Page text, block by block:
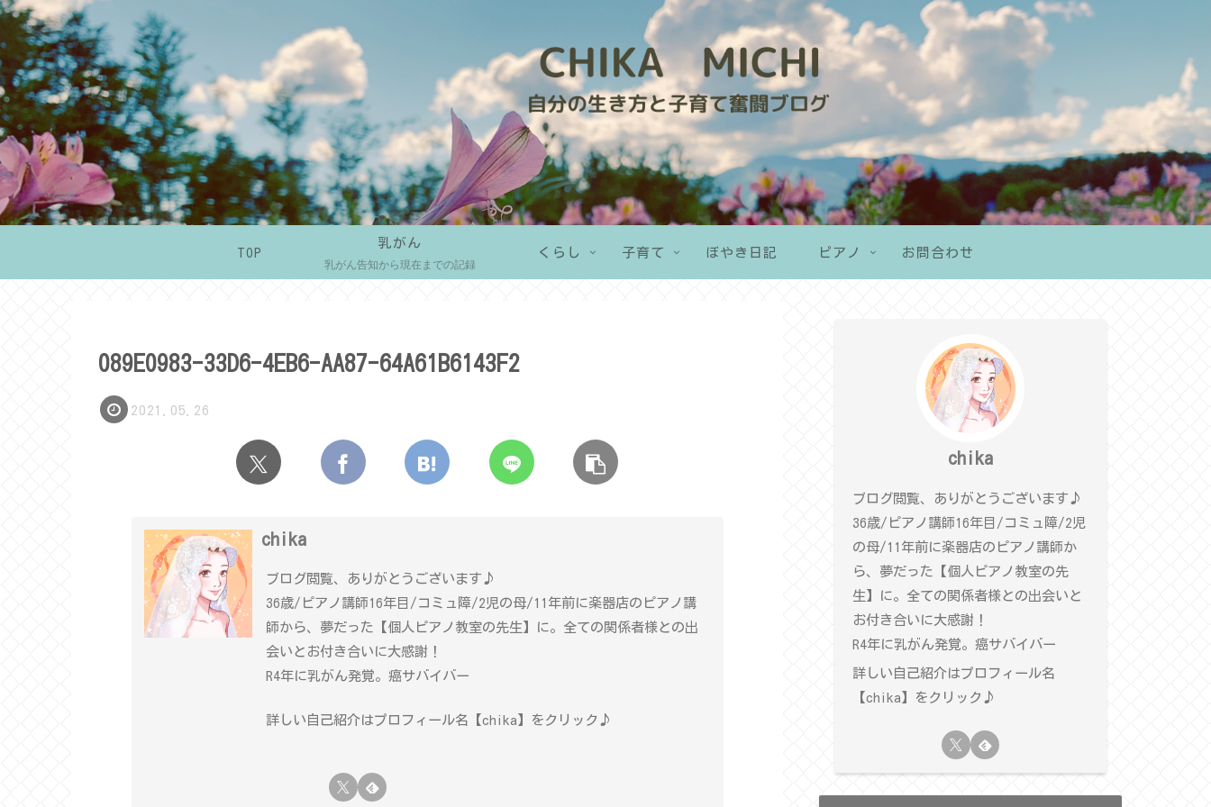
TOP
乳がん
乳がん告知から現在までの記録
くらし 子育て ぼやき日記 ピアノ お問合わせ
089E0983-33D6-4EB6-AA87-64A61B6143F2
2021.05.26
chika
ブログ閲覧、ありがとうございます♪
36歳/ピアノ講師16年目/コミュ障/2児の母/11年前に楽器店のピアノ講
師から、夢だった【個人ピアノ教室の先生】に。全ての関係者様との出
会いとお付き合いに大感謝！
R4年に乳がん発覚。癌サバイバー
詳しい自己紹介はプロフィール名【chika】をクリック♪
chika
ブログ閲覧、ありがとうございます♪
36歳/ピアノ講師16年目/コミュ障/2児
の母/11年前に楽器店のピアノ講師か
ら、夢だった【個人ピアノ教室の先
生】に。全ての関係者様との出会いと
お付き合いに大感謝！
R4年に乳がん発覚。癌サバイバー
詳しい自己紹介はプロフィール名
【chika】をクリック♪